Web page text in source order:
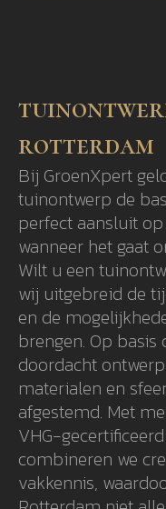
rotterdam
Bij GroenXpert
tuinontwerp de
perfect aansluit
wanneer het gaat
Wilt u een
wij uitgebreid de
en de
brengen. Op basis
doordacht
materialen en
afgestemd. Met
VHG-
combineren we
vakkennis,